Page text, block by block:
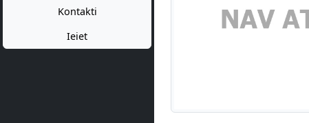
Kontakti
Ieiet